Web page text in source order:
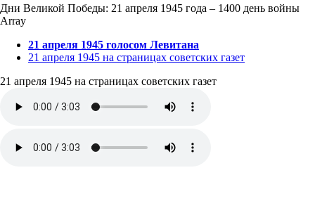
Дни Великой Победы: 21 апреля 1945 года – 1400 день войны
Array
21 апреля 1945 голосом Левитана
21 апреля 1945 на страницах советских газет
21 апреля 1945 на страницах советских газет